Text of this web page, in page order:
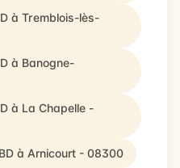
à Tremblois-lès-
à Banogne-
à La Chapelle -
à Arnicourt - 08300